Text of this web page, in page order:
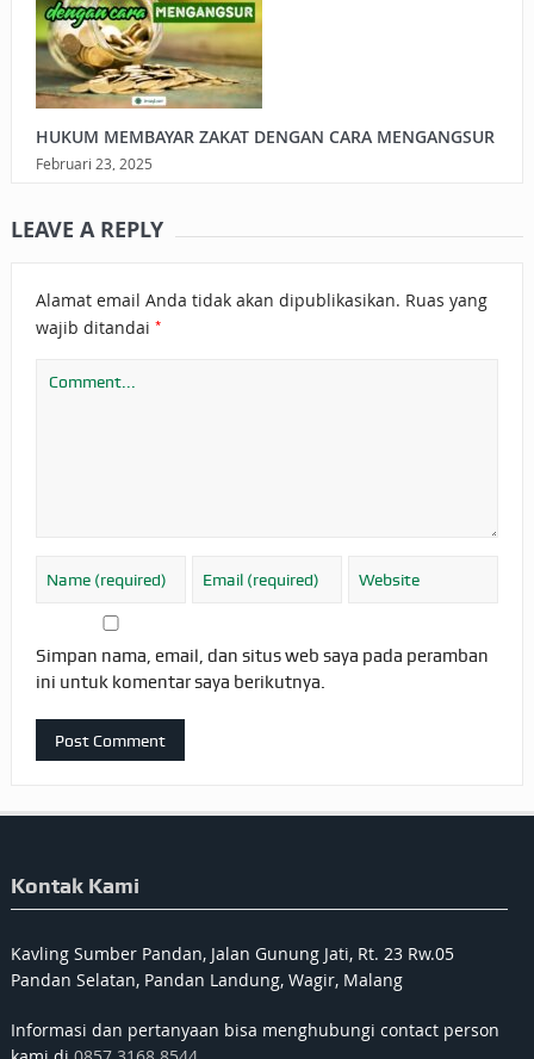
HUKUM MEMBAYAR ZAKAT DENGAN CARA MENGANGSUR
Februari 23, 2025
LEAVE A REPLY
Alamat email Anda tidak akan dipublikasikan. Ruas yang
wajib ditandai *
Simpan nama, email, dan situs web saya pada peramban
ini untuk komentar saya berikutnya.
Kontak Kami
Kavling Sumber Pandan, Jalan Gunung Jati, Rt. 23 Rw.05
Pandan Selatan, Pandan Landung, Wagir, Malang
Informasi dan pertanyaan bisa menghubungi contact person